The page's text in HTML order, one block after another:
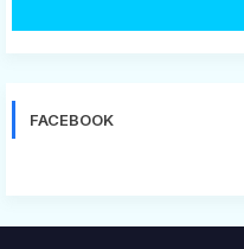
FACEBOOK